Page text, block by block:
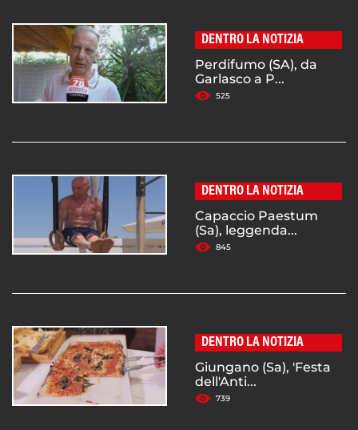
DENTRO LA NOTIZIA
Perdifumo (SA), da
Garlasco a P...
525
DENTRO LA NOTIZIA
Capaccio Paestum
(Sa), leggenda...
845
DENTRO LA NOTIZIA
Giungano (Sa), 'Festa
dell'Anti...
739